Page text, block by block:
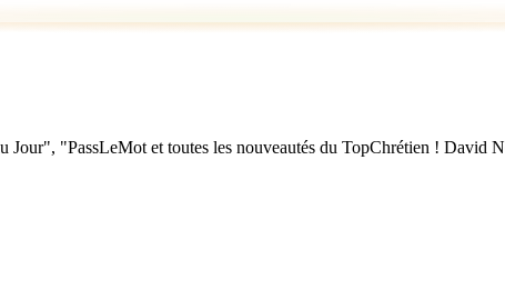
"PassLeMot et toutes les nouveautés du TopChrétien ! David